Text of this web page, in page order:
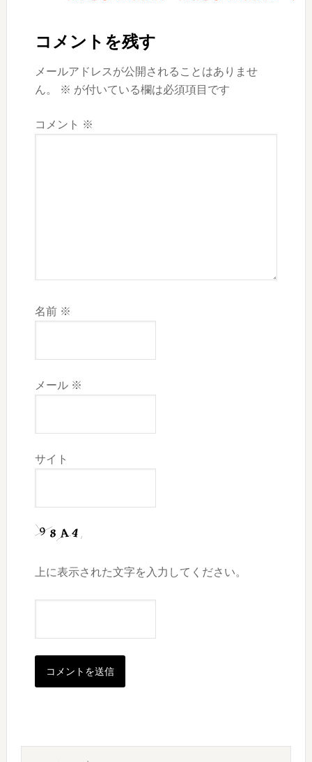
稿:
Interactions
コメントを残す
メールアドレスが公開されることはありませ
ん。
※ が付いている欄は必須項目です
コメント ※
名前 ※
メール ※
サイト
上に表示された文字を入力してください。
最